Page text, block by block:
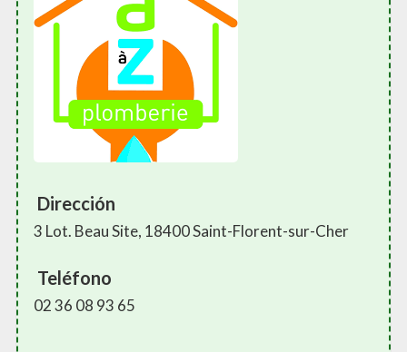
Dirección
3 Lot. Beau Site, 18400 Saint-Florent-sur-Cher
Teléfono
02 36 08 93 65